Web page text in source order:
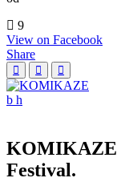
9
View on Facebook
Share
KOMIKAZE
Festival.